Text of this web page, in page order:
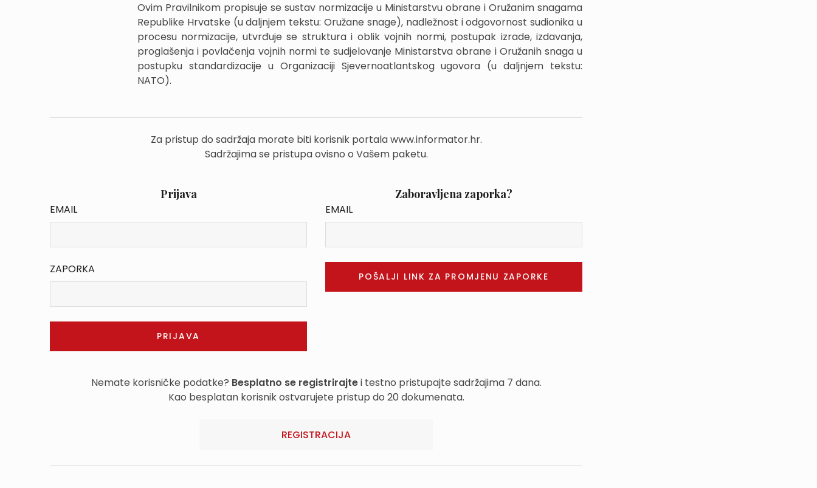
Ovim Pravilnikom propisuje se sustav normizacije u Ministarstvu obrane i Oružanim snagama
Republike Hrvatske (u daljnjem tekstu: Oružane snage), nadležnost i odgovornost sudionika u
procesu normizacije, utvrđuje se struktura i oblik vojnih normi, postupak izrade, izdavanja,
proglašenja i povlačenja vojnih normi te sudjelovanje Ministarstva obrane i Oružanih snaga u
postupku standardizacije u Organizaciji Sjevernoatlantskog ugovora (u daljnjem tekstu:
NATO).
Za pristup do sadržaja morate biti korisnik portala www.informator.hr.
Sadržajima se pristupa ovisno o Vašem paketu.
Prijava
EMAIL
ZAPORKA
Zaboravljena zaporka?
EMAIL
Nemate korisničke podatke? Besplatno se registrirajtei testno pristupajte sadržajima 7 dana.
Kao besplatan korisnik ostvarujete pristup do 20 dokumenata.
REGISTRACIJA